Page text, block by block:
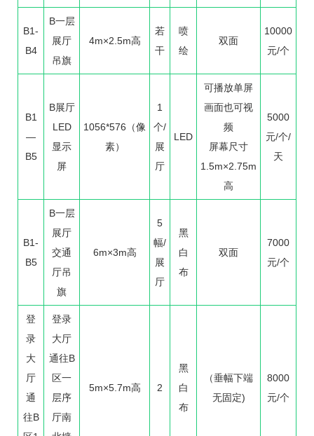
B1-
B4
B一层
展厅
吊旗
4m×2.5m高
若
干
喷
绘
双面
10000
元/个
B1
—
B5
B展厅
LED
显示
屏
1056*576（像
素）
1
个/
展
厅
LED
可播放单屏
画面也可视
频
屏幕尺寸
1.5m×2.75m
高
5000
元/个/
天
B1-
B5
B一层
展厅
交通
厅吊
旗
6m×3m高
5
幅/
展
厅
黑
白
布
双面
7000
元/个
登
录
大
厅
通
往B
登录
大厅
通往B
区一
层序
厅南
5m×5.7m高 2
黑
白
布
（垂幅下端
无固定)
8000
元/个